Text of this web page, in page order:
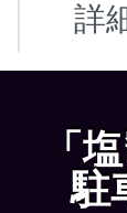
詳
「
駐